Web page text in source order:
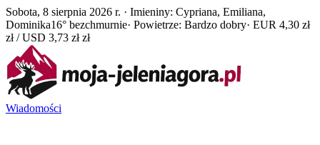
Sobota, 8 sierpnia 2026 r. · Imieniny: Cypriana, Emiliana,
Dominika16° bezchmurnie· Powietrze: Bardzo dobry· EUR 4,30 zł
zł / USD 3,73 zł zł
Wiadomości